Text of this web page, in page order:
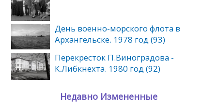
День военно-морского флота в
Архангельске. 1978 год (93)
Перекресток П.Виноградова -
К.Либкнехта. 1980 год (92)
Недавно Измененные